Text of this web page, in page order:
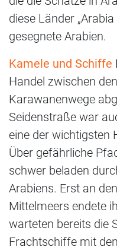
diese Länder
gesegnete Arabien.
Kamele und Schiffe
Handel zwischen
Karawanenwege
Seidenstraße war
eine der wichtigsten
Über gefährliche
schwer beladen
Arabiens. Erst an
Mittelmeers endete
warteten bereits die
Frachtschiffe mit